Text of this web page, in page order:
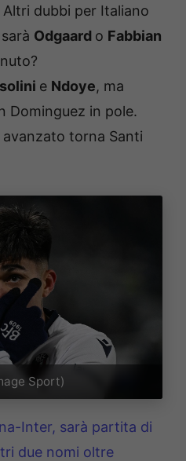
Altri dubbi per Italiano
Odgaard o Fabbian
e Ndoye, ma
Dominguez in pole.
torna Santi
Sport)
Inter, sarà partita di
due nomi oltre